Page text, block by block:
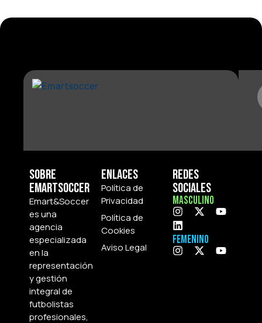
Sobre
Emartsoccer
Emart&Soccer
es una
agencia
especializada
en la
representación
y gestión
integral de
futbolistas
profesionales,
Enlaces
Política de
Privacidad
Política de
Cookies
Aviso Legal
Redes
Sociales
Masculino
Femenino